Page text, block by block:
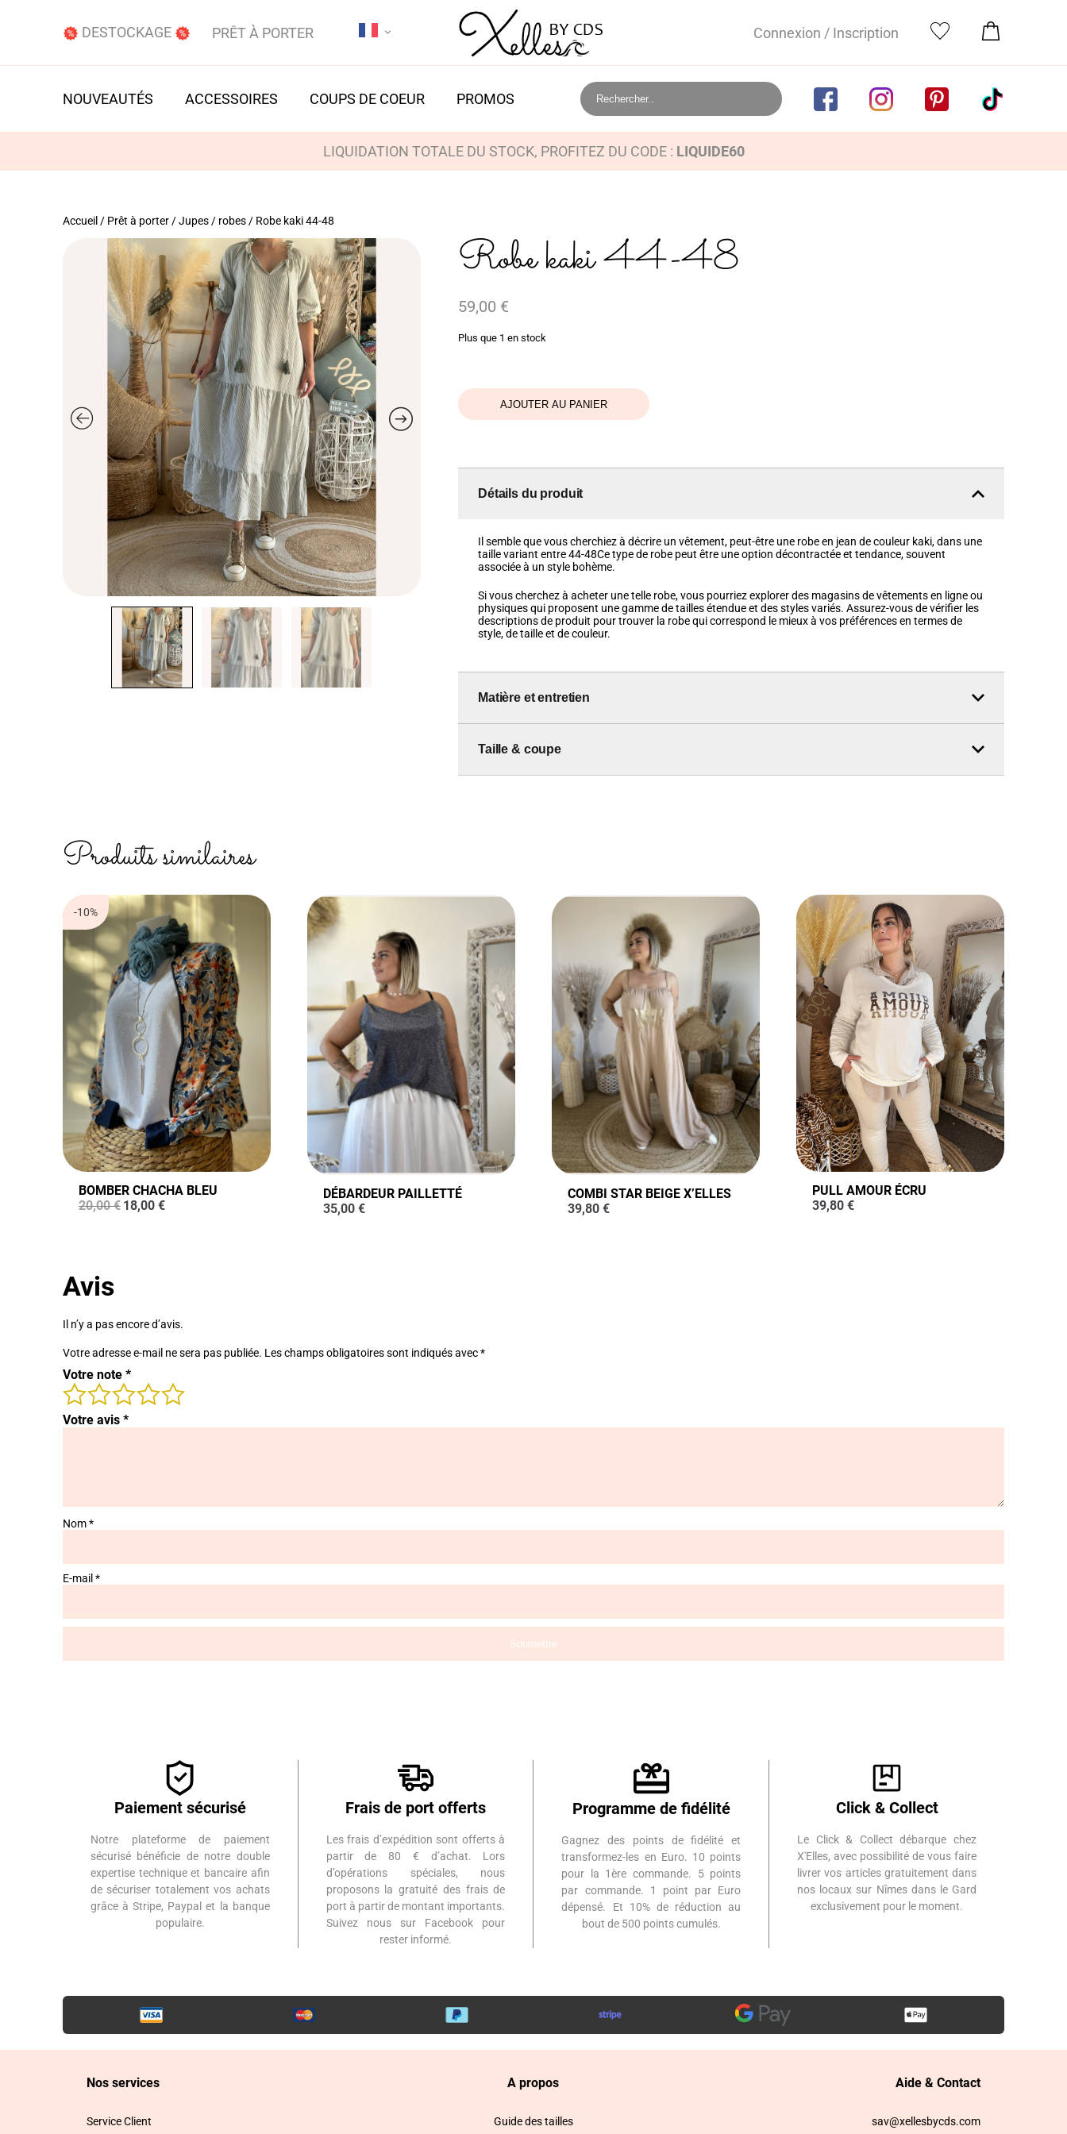
DESTOCKAGE PRÊT À PORTER Connexion / Inscription
NOUVEAUTÉS ACCESSOIRES COUPS DE COEUR PROMOS
LIQUIDATION TOTALE DU STOCK, PROFITEZ DU CODE : LIQUIDE60
Accueil / Prêt à porter /Jupes / robes / Robe kaki 44-48
Robe kaki 44-48
59,00 €
Plus que 1 en stock
AJOUTER AU PANIER
Détails du produit
Il semble que vous cherchiez à décrire un vêtement, peut-être une robe en jean de couleur kaki, dans une
taille variant entre 44-48Ce type de robe peut être une option décontractée et tendance, souvent
associée à un style bohème.
Si vous cherchez à acheter une telle robe, vous pourriez explorer des magasins de vêtements en ligne ou
physiques qui proposent une gamme de tailles étendue et des styles variés. Assurez-vous de vérifier les
descriptions de produit pour trouver la robe qui correspond le mieux à vos préférences en termes de
style, de taille et de couleur.
Matière et entretien
Taille & coupe
Produits similaires
-10%
BOMBER CHACHA BLEU
20,00€ Le
18,00 €Le
DÉBARDEUR PAILLETTÉ
35,00€
COMBI STAR BEIGE X’ELLES
39,80€
PULL AMOUR ÉCRU
39,80€
Avis
Il n’y a pas encore d’avis.
Votre adresse e-mail ne sera pas publiée. Les champs obligatoires sont indiqués avec*
Votre note *
Votre avis *
Nom*
E-mail *
Paiement sécurisé
Notre plateforme de paiement
sécurisé bénéficie de notre double
expertise technique et bancaire afin
de sécuriser totalement vos achats
grâce à Stripe, Paypal et la banque
populaire.
Frais de port offerts
Les frais d’expédition sont offerts à
partir de 80 € d’achat. Lors
d’opérations spéciales, nous
proposons la gratuité des frais de
port à partir de montant importants.
Suivez nous sur Facebook pour
rester informé.
Programme de fidélité
Gagnez des points de fidélité et
transformez-les en Euro. 10 points
pour la 1ère commande. 5 points
par commande. 1 point par Euro
dépensé. Et 10% de réduction au
bout de 500 points cumulés.
Click & Collect
Le Click & Collect débarque chez
X'Elles, avec possibilité de vous faire
livrer vos articles gratuitement dans
nos locaux sur Nîmes dans le Gard
exclusivement pour le moment.
Nos services
Service Client
A propos
Guide des tailles
Aide & Contact
sav@xellesbycds.com